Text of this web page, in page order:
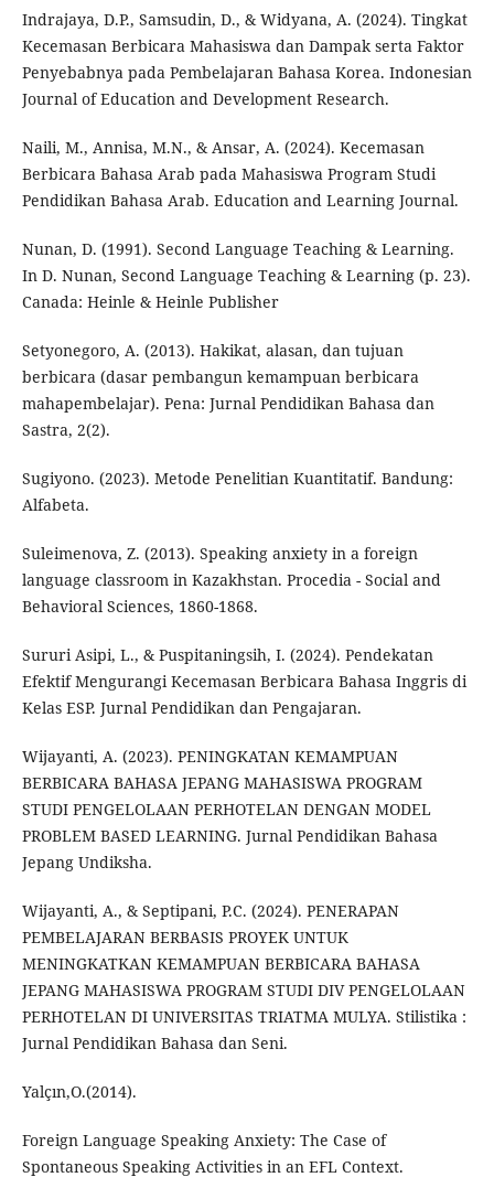
Indrajaya, D.P., Samsudin, D., & Widyana, A. (2024). Tingkat
Kecemasan Berbicara Mahasiswa dan Dampak serta Faktor
Penyebabnya pada Pembelajaran Bahasa Korea. Indonesian
Journal of Education and Development Research.
Naili, M., Annisa, M.N., & Ansar, A. (2024). Kecemasan
Berbicara Bahasa Arab pada Mahasiswa Program Studi
Pendidikan Bahasa Arab. Education and Learning Journal.
Nunan, D. (1991). Second Language Teaching & Learning.
In D. Nunan, Second Language Teaching & Learning (p. 23).
Canada: Heinle & Heinle Publisher
Setyonegoro, A. (2013). Hakikat, alasan, dan tujuan
berbicara (dasar pembangun kemampuan berbicara
mahapembelajar). Pena: Jurnal Pendidikan Bahasa dan
Sastra, 2(2).
Sugiyono. (2023). Metode Penelitian Kuantitatif. Bandung:
Alfabeta.
Suleimenova, Z. (2013). Speaking anxiety in a foreign
language classroom in Kazakhstan. Procedia - Social and
Behavioral Sciences, 1860-1868.
Sururi Asipi, L., & Puspitaningsih, I. (2024). Pendekatan
Efektif Mengurangi Kecemasan Berbicara Bahasa Inggris di
Kelas ESP. Jurnal Pendidikan dan Pengajaran.
Wijayanti, A. (2023). PENINGKATAN KEMAMPUAN
BERBICARA BAHASA JEPANG MAHASISWA PROGRAM
STUDI PENGELOLAAN PERHOTELAN DENGAN MODEL
PROBLEM BASED LEARNING. Jurnal Pendidikan Bahasa
Jepang Undiksha.
Wijayanti, A., & Septipani, P.C. (2024). PENERAPAN
PEMBELAJARAN BERBASIS PROYEK UNTUK
MENINGKATKAN KEMAMPUAN BERBICARA BAHASA
JEPANG MAHASISWA PROGRAM STUDI DIV PENGELOLAAN
PERHOTELAN DI UNIVERSITAS TRIATMA MULYA. Stilistika :
Jurnal Pendidikan Bahasa dan Seni.
Yalçın,O.(2014).
Foreign Language Speaking Anxiety: The Case of
Spontaneous Speaking Activities in an EFL Context.